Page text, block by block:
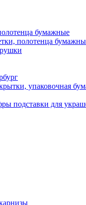
бумажные
полотенца
упаковочная
подставки для